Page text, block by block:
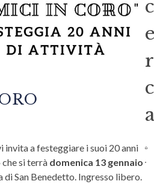
c
r
c
invita a festeggiare i suoi 20 anni
si terrà domenica 13 gennaio
di San Benedetto. Ingresso libero.